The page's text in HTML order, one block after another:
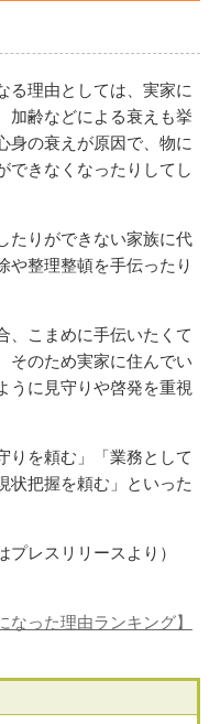
る理由としては、実家に
加齢などによる衰えも挙
身の衰えが原因で、物に
できなくなったりしてし
たりができない家族に代
や整理整頓を手伝ったり
、こまめに手伝いたくて
そのため実家に住んでい
うに見守りや啓発を重視
りを頼む」「業務として
状把握を頼む」といった
プレスリリースより）
なった理由ランキング】